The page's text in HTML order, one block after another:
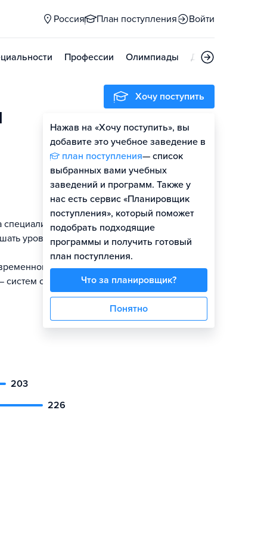
Россия План поступления Войти
Профессии Олимпиады Дни открытых
уровень
от
203
226
Хочу поступить
Нажав на «Хочу поступить», вы
добавите это учебное заведение в
план поступления— список
выбранных вами учебных
заведений и программ. Также у
нас есть сервис «Планировщик
поступления», который поможет
подобрать подходящие
программы и получить готовый
план поступления.
Что за планировщик?
Понятно
Оценить шансы